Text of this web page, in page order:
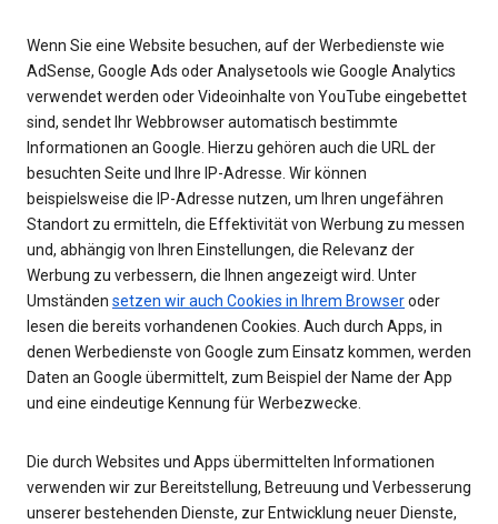
Wenn Sie eine Website besuchen, auf der Werbedienste wie
AdSense, Google Ads oder Analysetools wie Google Analytics
verwendet werden oder Videoinhalte von YouTube eingebettet
sind, sendet Ihr Webbrowser automatisch bestimmte
Informationen an Google. Hierzu gehören auch die URL der
besuchten Seite und Ihre IP-Adresse. Wir können
beispielsweise die IP-Adresse nutzen, um Ihren ungefähren
Standort zu ermitteln, die Effektivität von Werbung zu messen
und, abhängig von Ihren Einstellungen, die Relevanz der
Werbung zu verbessern, die Ihnen angezeigt wird. Unter
Umständen setzen wir auch Cookies in Ihrem Browseroder
lesen die bereits vorhandenen Cookies. Auch durch Apps, in
denen Werbedienste von Google zum Einsatz kommen, werden
Daten an Google übermittelt, zum Beispiel der Name der App
und eine eindeutige Kennung für Werbezwecke.
Die durch Websites und Apps übermittelten Informationen
verwenden wir zur Bereitstellung, Betreuung und Verbesserung
unserer bestehenden Dienste, zur Entwicklung neuer Dienste,